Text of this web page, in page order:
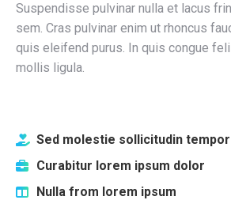
Suspendisse pulvinar nulla et lacus
sem. Cras pulvinar enim ut rhoncus
quis eleifend purus. In quis congue
mollis ligula.
Sed molestie sollicitudin tempor
Curabitur lorem ipsum dolor
Nulla from lorem ipsum